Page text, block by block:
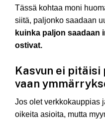
Tässä kohtaa moni
siitä, paljonko saadaan
kuinka paljon saadaan
ostivat.
Kasvun ei pitäisi
vaan
Jos olet verkkokauppias
oikeita asioita, mutta